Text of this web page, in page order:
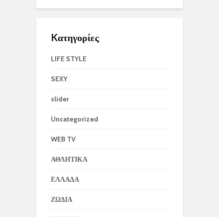
Kατηγορίες
LIFE STYLE
SEXY
slider
Uncategorized
WEB TV
ΑΘΛΗΤΙΚΑ
ΕΛΛΑΔΑ
ΖΩΔΙΑ